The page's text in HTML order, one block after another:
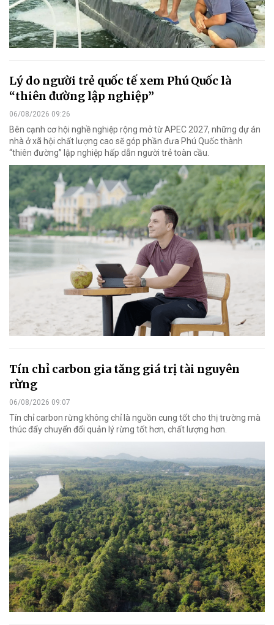
Lý do người trẻ quốc tế xem Phú Quốc là
“thiên đường lập nghiệp”
06/08/2026 09:26
Bên cạnh cơ hội nghề nghiệp rộng mở từ APEC 2027, những dự án
nhà ở xã hội chất lượng cao sẽ góp phần đưa Phú Quốc thành
“thiên đường” lập nghiệp hấp dẫn người trẻ toàn cầu.
Tín chỉ carbon gia tăng giá trị tài nguyên
rừng
06/08/2026 09:07
Tín chỉ carbon rừng không chỉ là nguồn cung tốt cho thị trường mà
thúc đẩy chuyển đổi quản lý rừng tốt hơn, chất lượng hơn.